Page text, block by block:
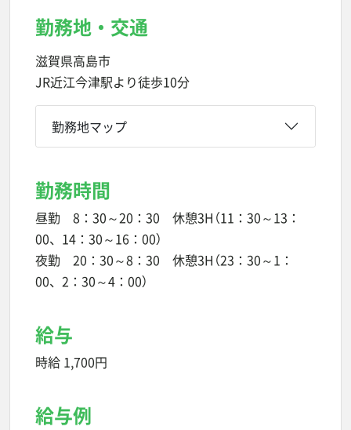
勤務地・交通
滋賀県高島市
JR近江今津駅より徒歩10分
勤務地マップ
勤務時間
昼勤 8：30～20：30 休憩3H（11：30～13：
00、14：30～16：00）
夜勤 20：30～8：30 休憩3H（23：30～1：
00、2：30～4：00）
給与
時給 1,700円
給与例